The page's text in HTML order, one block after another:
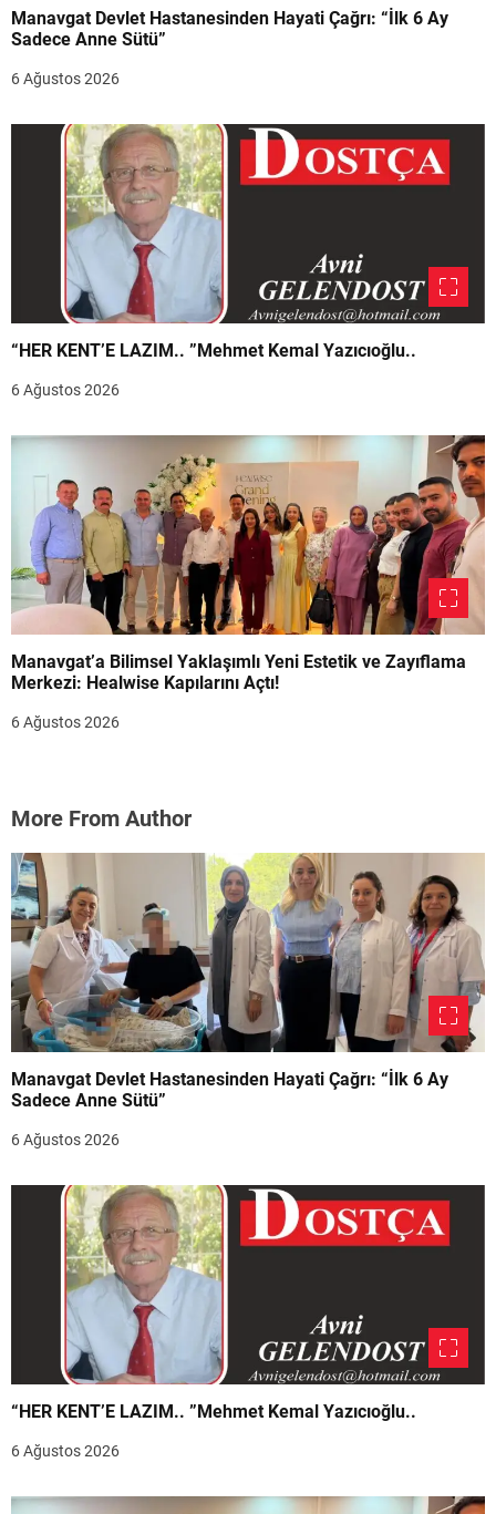
Manavgat Devlet Hastanesinden Hayati Çağrı: “İlk 6 Ay
Sadece Anne Sütü”
6 Ağustos 2026
“HER KENT’E LAZIM.. ”Mehmet Kemal Yazıcıoğlu..
6 Ağustos 2026
Manavgat’a Bilimsel Yaklaşımlı Yeni Estetik ve Zayıflama
Merkezi: Healwise Kapılarını Açtı!
6 Ağustos 2026
More From Author
Manavgat Devlet Hastanesinden Hayati Çağrı: “İlk 6 Ay
Sadece Anne Sütü”
6 Ağustos 2026
“HER KENT’E LAZIM.. ”Mehmet Kemal Yazıcıoğlu..
6 Ağustos 2026